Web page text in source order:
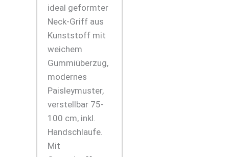
ideal geformter
Neck-Griff aus
Kunststoff mit
weichem
Gummiüberzug,
modernes
Paisleymuster,
verstellbar 75-
100 cm, inkl.
Handschlaufe.
Mit